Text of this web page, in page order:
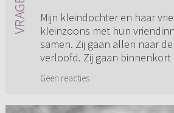
Mijn kleindochter en haar
kleinzoons met hun
samen. Zij gaan allen naar
verloofd. Zij gaan binnenkort
Geen reacties